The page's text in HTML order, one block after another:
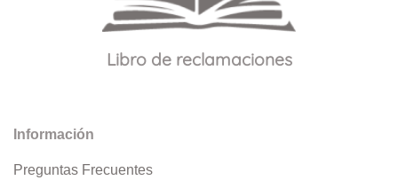
Libro de reclamaciones
Información
Preguntas Frecuentes